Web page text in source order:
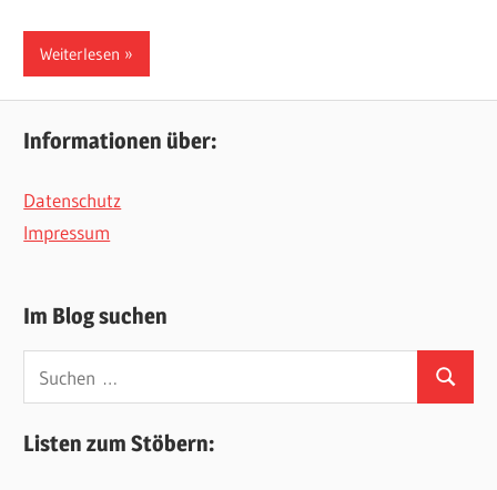
Weiterlesen
Informationen über:
Datenschutz
Impressum
Im Blog suchen
nach:
Suchen
Listen zum Stöbern: